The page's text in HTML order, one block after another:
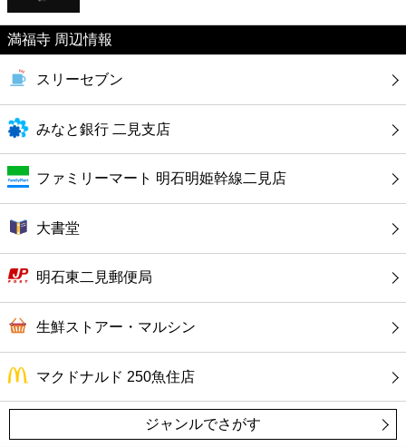
スーパー
エンタメ
レジャー
書店
ファミレス
ファーストフード
カフェ
ショッピング
銀行
満福寺 周辺情報
スリーセブン
みなと銀行 二見支店
ファミリーマート 明石明姫幹線二見店
大書堂
明石東二見郵便局
生鮮ストアー・マルシン
マクドナルド 250魚住店
ジャンルでさがす